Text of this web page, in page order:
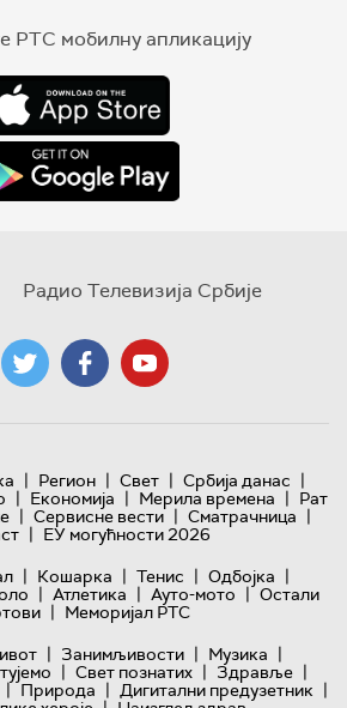
РТС мобилну апликацију
Радио Телевизија Србије
| Регион | Свет | Србија данас |
| Економија | Мерила времена | Рат
| Сервисне вести | Сматрачница |
| ЕУ могућности 2026
| Кошарка | Тенис | Одбојка |
| Атлетика | Ауто-мото | Остали
| Меморијал РТС
| Занимљивости | Музика |
| Свет познатих | Здравље |
| Природа | Дигитални предузетник |